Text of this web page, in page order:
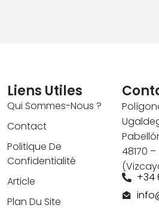
Liens Utiles
Qui Sommes-Nous ?
Contact
Politique De
Confidentialité
Article
Plan Du Site
48170
+34